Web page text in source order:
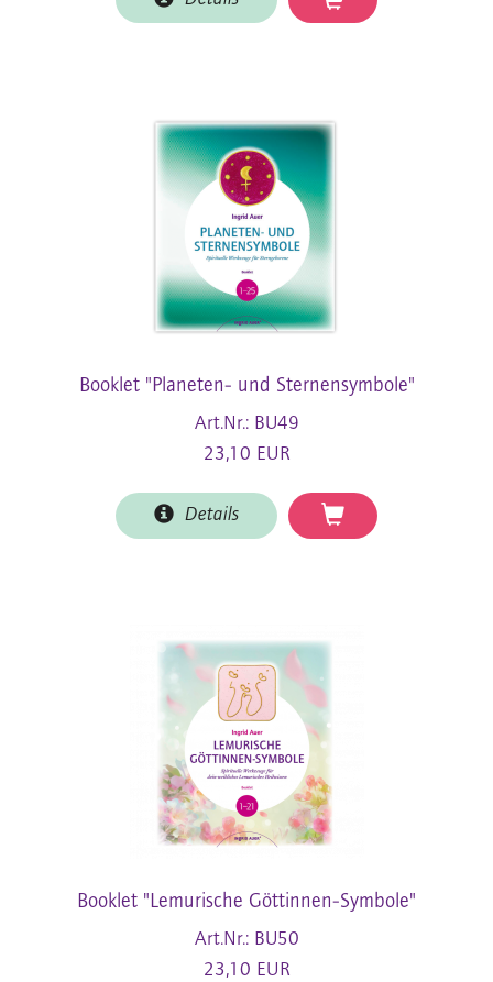
Booklet "Planeten- und Sternensymbole"
Art.Nr.: BU49
23,10 EUR
Details
Booklet "Lemurische Göttinnen-Symbole"
Art.Nr.: BU50
23,10 EUR